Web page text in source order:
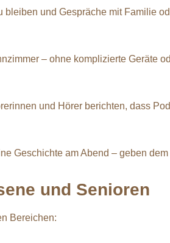
und Gespräche mit Familie
– ohne komplizierte Geräte
und Hörer berichten, dass
Geschichte am Abend – geben
und Senioren
Bereichen: